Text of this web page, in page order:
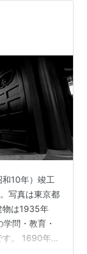
10年）竣工
写真は東京都
物は1935年
問・教育・
す。 1690年